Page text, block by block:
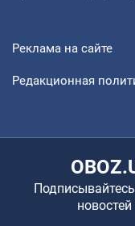
Реклама на сайте
Редакционная